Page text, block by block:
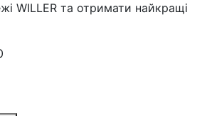
WILLER та отримати найкращі